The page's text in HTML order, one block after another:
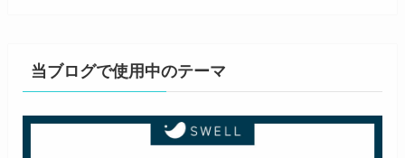
当ブログで使用中のテーマ